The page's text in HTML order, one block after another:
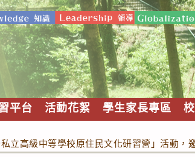
平台 活動花絮 學生家長專區
立高級中等學校原住民文化研習營」活動